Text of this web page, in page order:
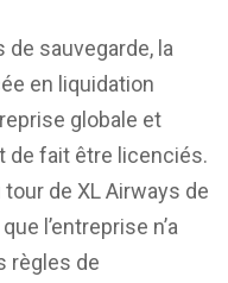
sauvegarde, la
en liquidation
globale et
de fait être licenciés.
tour de XL Airways de
l’entreprise n’a
règles de